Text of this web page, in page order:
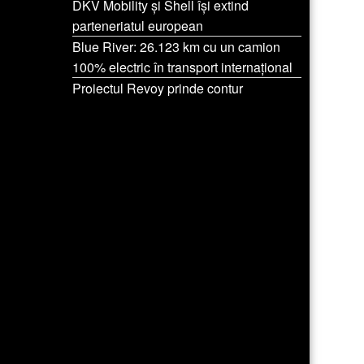
DKV Mobility și Shell își extind
parteneriatul european
Blue River: 26.123 km cu un camion
100% electric în transport internațional
Proiectul Revoy prinde contur